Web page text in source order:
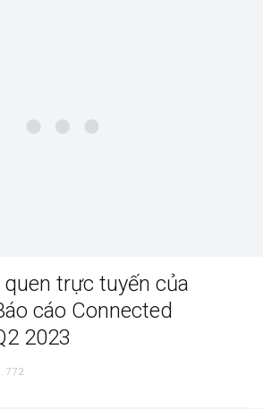
trực tuyến của
cáo Connected
2023